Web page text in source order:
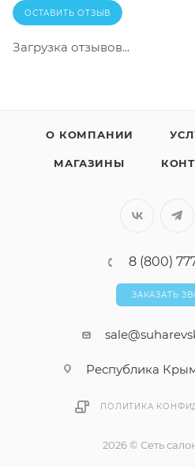
ОСТАВИТЬ ОТЗЫВ
Загрузка отзывов...
О КОМПАНИИ
МАГАЗИНЫ
8 (800)
ЗАКАЗАТЬ
Республика
ПОЛИТИКА
2026 © Сеть